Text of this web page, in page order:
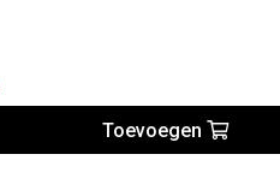
Toevoegen